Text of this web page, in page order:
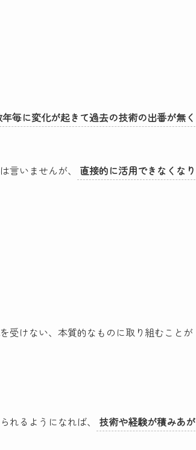
年毎に変化が起きて過去の技術の出番が無く
いませんが、
直接的に活用できなくなり
受けない、本質的なものに取り組むことが
るようになれば、
技術や経験が積みあが